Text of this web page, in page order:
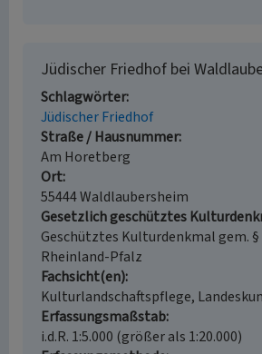
Jüdischer Friedhof bei
Schlagwörter
Jüdischer Friedhof
Straße / Hausnummer
Am Horetberg
Ort
55444 Waldlaubersheim
Gesetzlich geschütztes
Geschütztes Kulturdenkmal gem. §
Rheinland-Pfalz
Fachsicht(en)
Kulturlandschaftspflege,
Erfassungsmaßstab
i.d.R. 1:5.000 (größer als 1:20.000)